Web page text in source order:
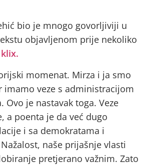
bio je mnogo govorljiviji u
objavljenom prije nekoliko
momenat. Mirza i ja smo
imamo veze s administracijom
Ovo je nastavak toga. Veze
a poenta je da već dugo
i sa demokratama i
naše prijašnje vlasti
pretjerano važnim. Zato